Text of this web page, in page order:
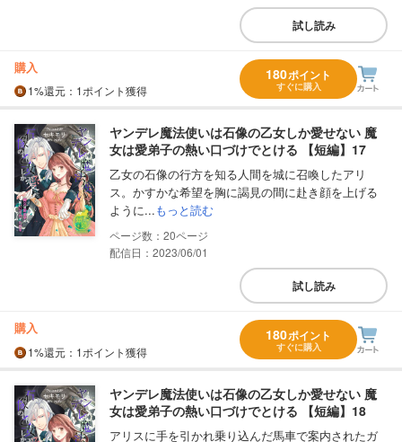
試し読み
購入
1%還元 ：1ポイント獲得
180ポイント
すぐに購入
ヤンデレ魔法使いは石像の乙女しか愛せない 魔
女は愛弟子の熱い口づけでとける 【短編】17
乙女の石像の行方を知る人間を城に召喚したアリ
ス。かすかな希望を胸に謁見の間に赴き顔を上げる
ように...もっと読む
20
配信日：2023/06/01
試し読み
購入
1%還元 ：1ポイント獲得
180ポイント
すぐに購入
ヤンデレ魔法使いは石像の乙女しか愛せない 魔
女は愛弟子の熱い口づけでとける 【短編】18
アリスに手を引かれ乗り込んだ馬車で案内されたガ